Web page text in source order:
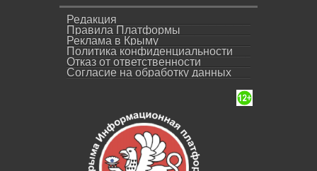
Редакция
Правила Платформы
Реклама в Крыму
Политика конфиденциальности
Отказ от ответственности
Согласие на обработку данных